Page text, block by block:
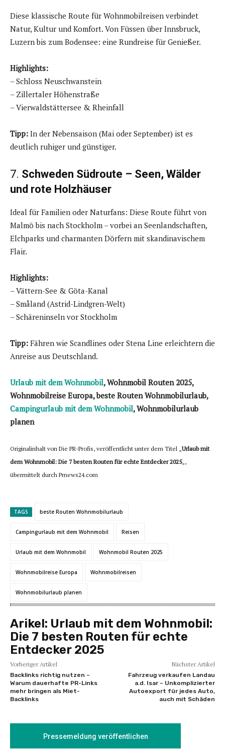
Diese klassische Route für Wohnmobilreisen verbindet
Natur, Kultur und Komfort. Von Füssen über Innsbruck,
Luzern bis zum Bodensee: eine Rundreise für Genießer.
Highlights:
– Schloss Neuschwanstein
– Zillertaler Höhenstraße
– Vierwaldstättersee & Rheinfall
Tipp: In der Nebensaison (Mai oder September) ist es
deutlich ruhiger und günstiger.
7. Schweden Südroute – Seen, Wälder
und rote Holzhäuser
Ideal für Familien oder Naturfans: Diese Route führt von
Malmö bis nach Stockholm – vorbei an Seenlandschaften,
Elchparks und charmanten Dörfern mit skandinavischem
Flair.
Highlights:
– Vättern-See & Göta-Kanal
– Småland (Astrid-Lindgren-Welt)
– Schäreninseln vor Stockholm
Tipp: Fähren wie Scandlines oder Stena Line erleichtern die
Anreise aus Deutschland.
Urlaub mit dem Wohnmobil, Wohnmobil Routen 2025,
Wohnmobilreise Europa, beste Routen Wohnmobilurlaub,
Campingurlaub mit dem Wohnmobil, Wohnmobilurlaub
planen
Originalinhalt von Die PR-Profis, veröffentlicht unter dem Titel „ Urlaub mit
dem Wohnmobil: Die 7 besten Routen für echte Entdecker 2025„,
übermittelt durch Prnews24.com
TAGS beste Routen Wohnmobilurlaub
Campingurlaub mit dem Wohnmobil Reisen
Urlaub mit dem Wohnmobil Wohnmobil Routen 2025
Wohnmobilreise Europa Wohnmobilreisen
Wohnmobilurlaub planen
Arikel: Urlaub mit dem Wohnmobil:
Die 7 besten Routen für echte
Entdecker 2025
Vorheriger Artikel
Backlinks richtig nutzen –
Warum dauerhafte PR-Links
mehr bringen als Miet-
Backlinks
Nächster Artikel
Fahrzeug verkaufen Landau
a.d. Isar – Unkomplizierter
Autoexport für jedes Auto,
auch mit Schäden
Pressemeldung veröffentlichen